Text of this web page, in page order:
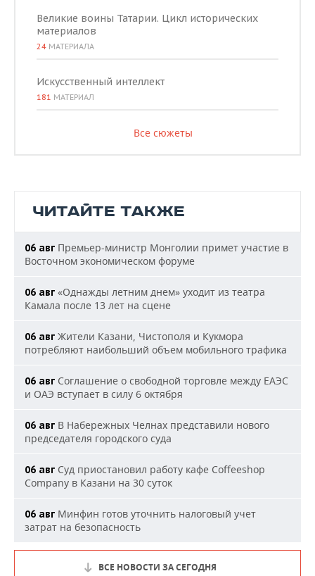
Великие воины Татарии. Цикл исторических
материалов
24 МАТЕРИАЛА
Искусственный интеллект
181 МАТЕРИАЛ
Все сюжеты
ЧИТАЙТЕ ТАКЖЕ
06 авг Премьер-министр Монголии примет участие в
Восточном экономическом форуме
06 авг «Однажды летним днем» уходит из театра
Камала после 13 лет на сцене
06 авг Жители Казани, Чистополя и Кукмора
потребляют наибольший объем мобильного трафика
06 авг Соглашение о свободной торговле между ЕАЭС
и ОАЭ вступает в силу 6 октября
06 авг В Набережных Челнах представили нового
председателя городского суда
06 авг Суд приостановил работу кафе Coffeeshop
Company в Казани на 30 суток
06 авг Минфин готов уточнить налоговый учет
затрат на безопасность
ВСЕ НОВОСТИ ЗА СЕГОДНЯ